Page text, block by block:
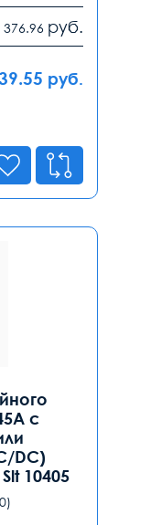
376.96 руб.
руб.
с
DC)
10405